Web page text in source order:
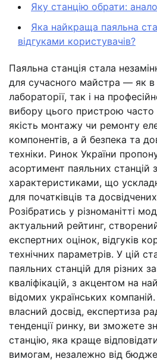
Яку станцію обрати:
Яка найкраща паяльна
відгуками користувачів?
Паяльна станція стала
для сучасного майстра — як
лабораторії, так і на
вибору цього пристрою
якість монтажу чи ремонту
компонентів, а й безпека та
техніки. Ринок України
асортимент паяльних станцій
характеристиками, що
для початківців та
Розібратись у різноманітті
актуальний рейтинг,
експертних оцінок, відгуків
технічних параметрів. У цій
паяльних станцій для різних
кваліфікацій, з акцентом на
відомих українських
власний досвід, експертиза
тенденції ринку, ви зможете
станцію, яка краще
вимогам, незалежно від